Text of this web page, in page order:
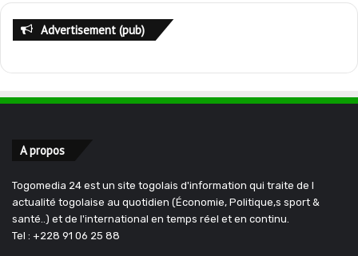
Advertisement (pub)
A propos
Togomedia 24 est un site togolais d'information qui traite de l
actualité togolaise au quotidien (Économie, Politique,s sport &
santé..) et de l'international en temps réel et en continu.
Tel : +228 91 06 25 88